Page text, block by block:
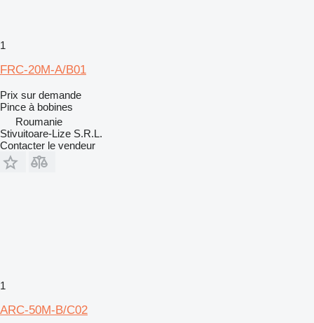
1
FRC-20M-A/B01
Prix sur demande
Pince à bobines
Roumanie
Stivuitoare-Lize S.R.L.
Contacter le vendeur
1
ARC-50M-B/C02